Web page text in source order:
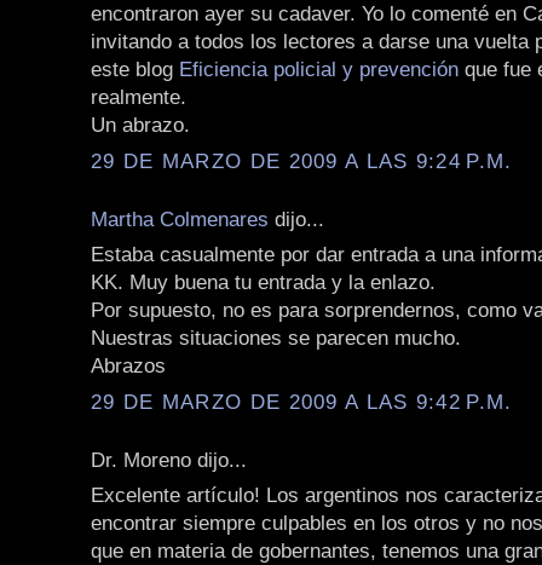
encontraron ayer su cadaver. Yo lo comenté en
invitando a todos los lectores a darse una vuelta
este blog Eficiencia policial y prevención que fue
realmente.
Un abrazo.
29 DE MARZO DE 2009 A LAS 9:24 P.M.
Martha Colmenares dijo...
Estaba casualmente por dar entrada a una
KK. Muy buena tu entrada y la enlazo.
Por supuesto, no es para sorprendernos, como
Nuestras situaciones se parecen mucho.
Abrazos
29 DE MARZO DE 2009 A LAS 9:42 P.M.
Dr. Moreno dijo...
Excelente artículo! Los argentinos nos
encontrar siempre culpables en los otros y no
que en materia de gobernantes, tenemos una